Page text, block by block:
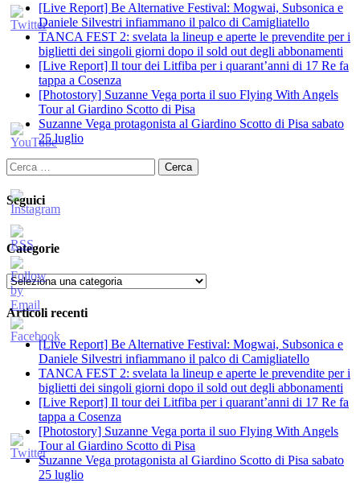
[Live Report] Be Alternative Festival: Mogwai, Subsonica e
Daniele Silvestri infiammano il palco di Camigliatello
TANCA FEST 2: svelata la lineup e aperte le prevendite per i
biglietti dei singoli giorni dopo il sold out degli abbonamenti
[Live Report] Il tour dei Litfiba per i quarant’anni di 17 Re fa
tappa a Cosenza
[Photostory] Suzanne Vega porta il suo Flying With Angels
Tour al Giardino Scotto di Pisa
Suzanne Vega protagonista al Giardino Scotto di Pisa sabato
25 luglio
Ricerca
per:
Seguici
Categorie
Categorie
Articoli recenti
[Live Report] Be Alternative Festival: Mogwai, Subsonica e
Daniele Silvestri infiammano il palco di Camigliatello
TANCA FEST 2: svelata la lineup e aperte le prevendite per i
biglietti dei singoli giorni dopo il sold out degli abbonamenti
[Live Report] Il tour dei Litfiba per i quarant’anni di 17 Re fa
tappa a Cosenza
[Photostory] Suzanne Vega porta il suo Flying With Angels
Tour al Giardino Scotto di Pisa
Suzanne Vega protagonista al Giardino Scotto di Pisa sabato
25 luglio